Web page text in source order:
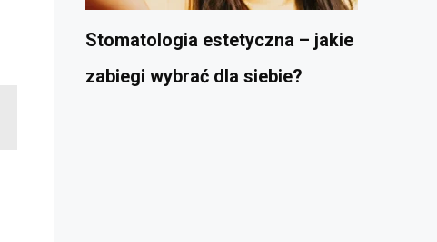
Stomatologia estetyczna – jakie
zabiegi wybrać dla siebie?